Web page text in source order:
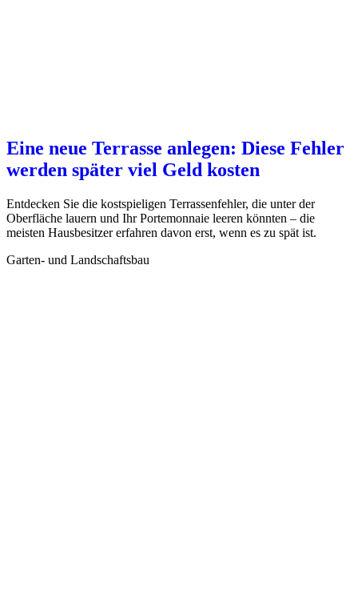
Eine neue Terrasse anlegen: Diese Fehler
werden später viel Geld kosten
Entdecken Sie die kostspieligen Terrassenfehler, die unter der
Oberfläche lauern und Ihr Portemonnaie leeren könnten – die
meisten Hausbesitzer erfahren davon erst, wenn es zu spät ist.
Garten- und Landschaftsbau